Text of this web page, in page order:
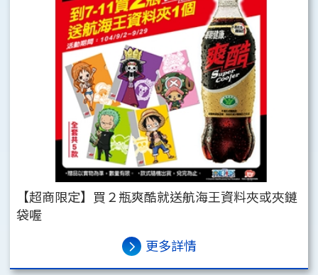
【超商限定】買２瓶爽酷就送航海王資料夾或夾鏈
袋喔
更多詳情